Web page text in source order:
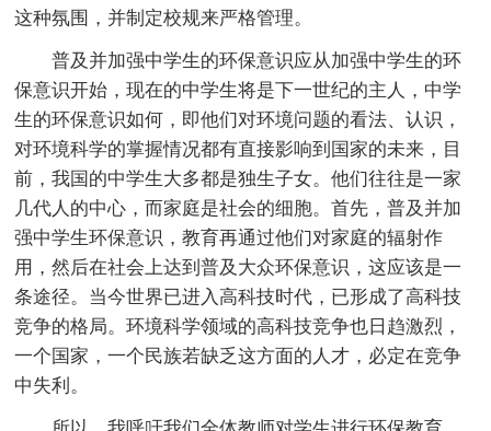
这种氛围，并制定校规来严格管理。
普及并加强中学生的环保意识应从加强中学生的环
保意识开始，现在的中学生将是下一世纪的主人，中学
生的环保意识如何，即他们对环境问题的看法、认识，
对环境科学的掌握情况都有直接影响到国家的未来，目
前，我国的中学生大多都是独生子女。他们往往是一家
几代人的中心，而家庭是社会的细胞。首先，普及并加
强中学生环保意识，教育再通过他们对家庭的辐射作
用，然后在社会上达到普及大众环保意识，这应该是一
条途径。当今世界已进入高科技时代，已形成了高科技
竞争的格局。环境科学领域的高科技竞争也日趋激烈，
一个国家，一个民族若缺乏这方面的人才，必定在竞争
中失利。